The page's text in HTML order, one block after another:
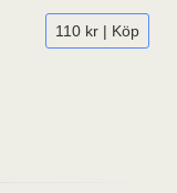
110 kr | Köp